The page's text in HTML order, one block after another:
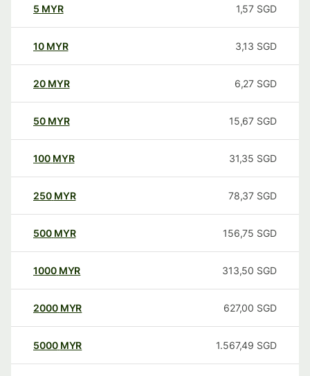
5 MYR 1,57 SGD
10 MYR 3,13 SGD
20 MYR 6,27 SGD
50 MYR 15,67 SGD
100 MYR 31,35 SGD
250 MYR 78,37 SGD
500 MYR 156,75 SGD
1000 MYR 313,50 SGD
2000 MYR 627,00 SGD
5000 MYR 1.567,49 SGD